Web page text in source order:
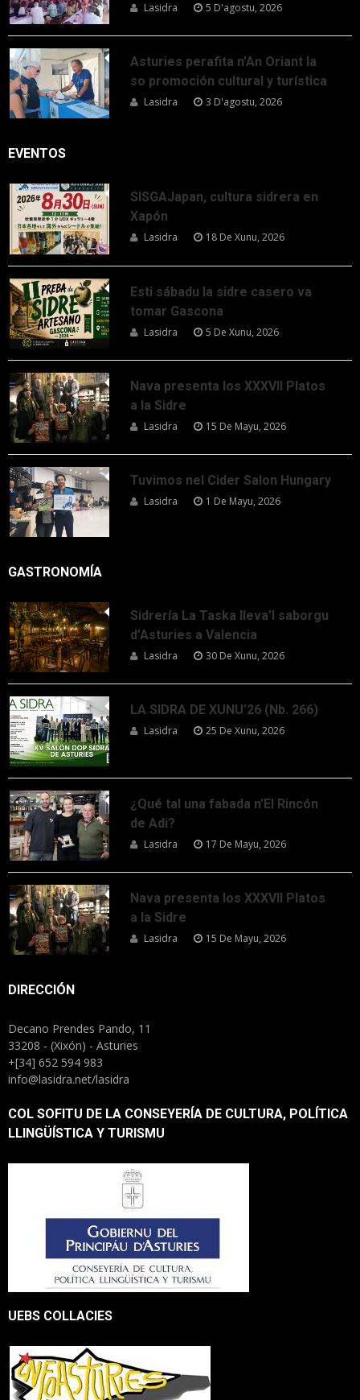
Lasidra 5 D'agostu, 2026
Asturies perafita n’An Oriant la
so promoción cultural y turística
Lasidra 3 D'agostu, 2026
EVENTOS
SISGAJapan, cultura sidrera en
Xapón
Lasidra 18 De Xunu, 2026
Esti sábadu la sidre casero va
tomar Gascona
Lasidra 5 De Xunu, 2026
Nava presenta los XXXVII Platos
a la Sidre
Lasidra 15 De Mayu, 2026
Tuvimos nel Cider Salon Hungary
Lasidra 1 De Mayu, 2026
GASTRONOMÍA
Sidrería La Taska lleva’l saborgu
d’Asturies a Valencia
Lasidra 30 De Xunu, 2026
LA SIDRA DE XUNU’26 (Nb. 266)
Lasidra 25 De Xunu, 2026
¿Qué tal una fabada n’El Rincón
de Adi?
Lasidra 17 De Mayu, 2026
Nava presenta los XXXVII Platos
a la Sidre
Lasidra 15 De Mayu, 2026
DIRECCIÓN
Decano Prendes Pando, 11
33208 - (Xixón) - Asturies
+[34] 652 594 983
info@lasidra.net/lasidra
COL SOFITU DE LA CONSEYERÍA DE CULTURA, POLÍTICA
LLINGÜÍSTICA Y TURISMU
UEBS COLLACIES